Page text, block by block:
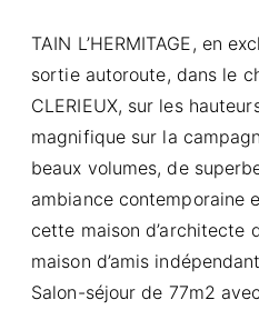
TAIN L’HERMITAGE, en
sortie autoroute, dans le
CLERIEUX, sur les
magnifique sur la
beaux volumes, de
ambiance contemporaine
cette maison d’architecte
maison d’amis
Salon-séjour de 77m2